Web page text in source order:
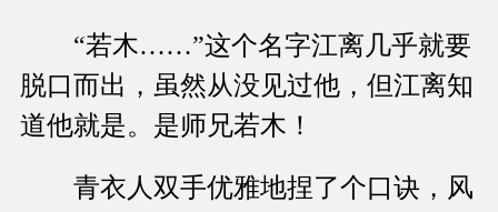
“若木……”这个名字江离几乎就要
脱口而出，虽然从没见过他，但江离知
道他就是。是师兄若木！
青衣人双手优雅地捏了个口诀，风